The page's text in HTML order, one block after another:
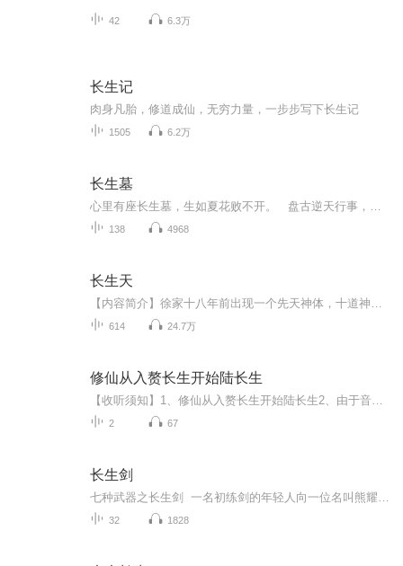
42 6.3万
长生记
肉身凡胎，修道成仙，无穷力量，一步步写下长生记
1505 6.2万
长生墓
138 4968
长生天
614 24.7万
修仙从入赘长生开始陆长生
2 67
长生剑
32 1828